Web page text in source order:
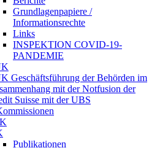
Grundlagenpapiere /
Informationsrechte
Links
INSPEKTION COVID-19-
PANDEMIE
Geschäftsführung der Behörden im
mit der Notfusion der
Suisse mit der UBS
Publikationen